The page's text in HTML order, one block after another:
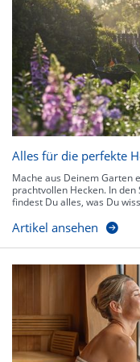
Alles für die perfekte
Mache aus Deinem Garten
prachtvollen Hecken. In
findest Du alles, was Du
Artikel ansehen